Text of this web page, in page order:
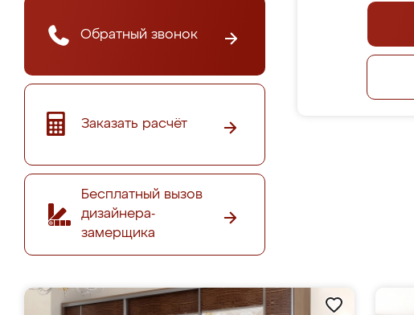
Обратный звонок
Заказать расчёт
Бесплатный вызов
дизайнера-
замерщика